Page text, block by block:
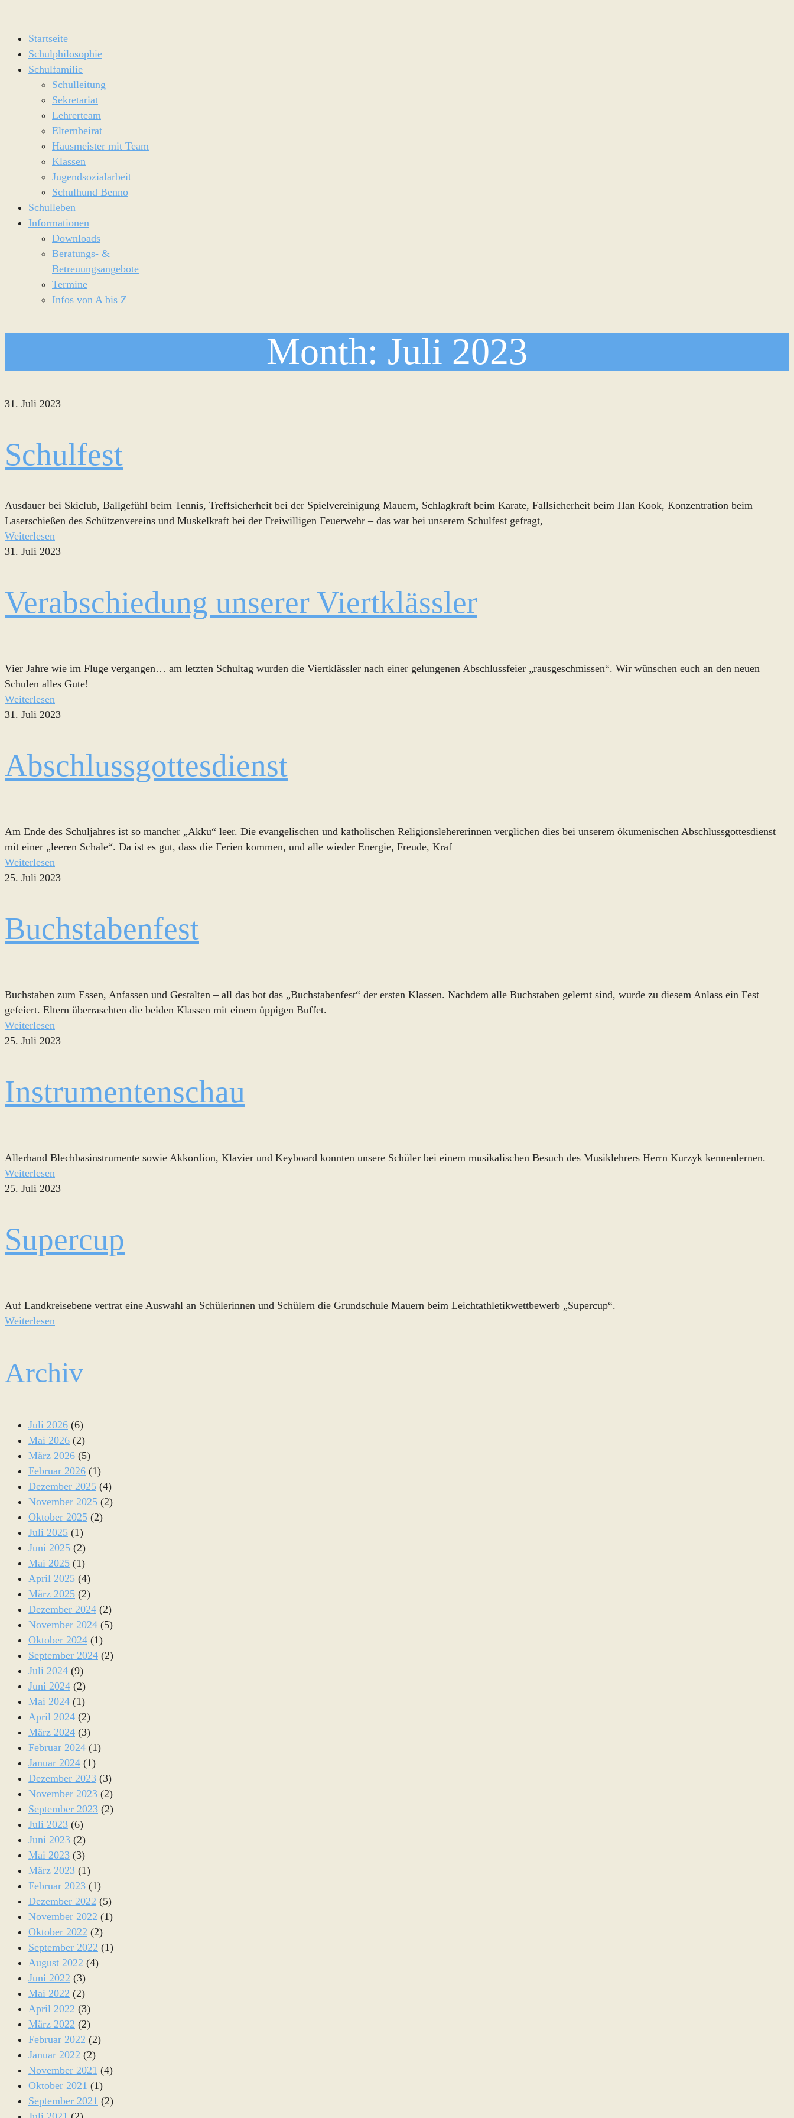
Startseite
Schulphilosophie
Schulfamilie
Schulleitung
Sekretariat
Lehrerteam
Elternbeirat
Hausmeister mit Team
Klassen
Jugendsozialarbeit
Schulhund Benno
Schulleben
Informationen
Downloads
Beratungs- &
Betreuungsangebote
Termine
Infos von A bis Z
Month: Juli 2023
31. Juli 2023
Schulfest
Ausdauer bei Skiclub, Ballgefühl beim Tennis, Treffsicherheit bei der Spielvereinigung Mauern, Schlagkraft beim Karate, Fallsicherheit beim Han Kook, Konzentration beim
Laserschießen des Schützenvereins und Muskelkraft bei der Freiwilligen Feuerwehr – das war bei unserem Schulfest gefragt,
Weiterlesen
31. Juli 2023
Verabschiedung unserer Viertklässler
Vier Jahre wie im Fluge vergangen… am letzten Schultag wurden die Viertklässler nach einer gelungenen Abschlussfeier „rausgeschmissen“. Wir wünschen euch an den neuen
Schulen alles Gute!
Weiterlesen
31. Juli 2023
Abschlussgottesdienst
Am Ende des Schuljahres ist so mancher „Akku“ leer. Die evangelischen und katholischen Religionslehererinnen verglichen dies bei unserem ökumenischen Abschlussgottesdienst
mit einer „leeren Schale“. Da ist es gut, dass die Ferien kommen, und alle wieder Energie, Freude, Kraf
Weiterlesen
25. Juli 2023
Buchstabenfest
Buchstaben zum Essen, Anfassen und Gestalten – all das bot das „Buchstabenfest“ der ersten Klassen. Nachdem alle Buchstaben gelernt sind, wurde zu diesem Anlass ein Fest
gefeiert. Eltern überraschten die beiden Klassen mit einem üppigen Buffet.
Weiterlesen
25. Juli 2023
Instrumentenschau
Allerhand Blechbasinstrumente sowie Akkordion, Klavier und Keyboard konnten unsere Schüler bei einem musikalischen Besuch des Musiklehrers Herrn Kurzyk kennenlernen.
Weiterlesen
25. Juli 2023
Supercup
Auf Landkreisebene vertrat eine Auswahl an Schülerinnen und Schülern die Grundschule Mauern beim Leichtathletikwettbewerb „Supercup“.
Weiterlesen
Archiv
Juli 2026 (6)
Mai 2026 (2)
März 2026 (5)
Februar 2026 (1)
Dezember 2025 (4)
November 2025 (2)
Oktober 2025 (2)
Juli 2025 (1)
Juni 2025 (2)
Mai 2025 (1)
April 2025 (4)
März 2025 (2)
Dezember 2024 (2)
November 2024 (5)
Oktober 2024 (1)
September 2024 (2)
Juli 2024 (9)
Juni 2024 (2)
Mai 2024 (1)
April 2024 (2)
März 2024 (3)
Februar 2024 (1)
Januar 2024 (1)
Dezember 2023 (3)
November 2023 (2)
September 2023 (2)
Juli 2023 (6)
Juni 2023 (2)
Mai 2023 (3)
März 2023 (1)
Februar 2023 (1)
Dezember 2022 (5)
November 2022 (1)
Oktober 2022 (2)
September 2022 (1)
August 2022 (4)
Juni 2022 (3)
Mai 2022 (2)
April 2022 (3)
März 2022 (2)
Februar 2022 (2)
Januar 2022 (2)
November 2021 (4)
Oktober 2021 (1)
September 2021 (2)